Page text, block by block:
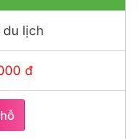
du lịch
đ